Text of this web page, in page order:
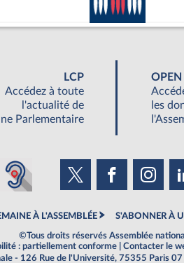
LCP
Accédez à toute
l'actualité de
Parlementaire
les
À L'ASSEMBLÉE S'ABONNER À
©Tous droits réservés Assemblée
: partiellement conforme Contacter le
- 126 Rue de l'Université, 75355 Paris